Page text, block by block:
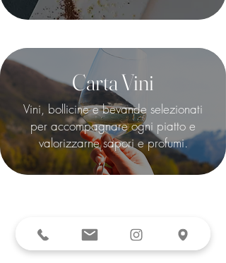
Carta Vini
Vini, bollicine e bevande selezionati
per accompagnare ogni piatto e
valorizzarne sapori e profumi.